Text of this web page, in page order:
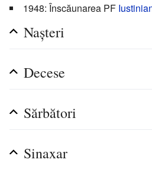
1948: Înscăunarea PF
Nașteri
Decese
Sărbători
Sinaxar